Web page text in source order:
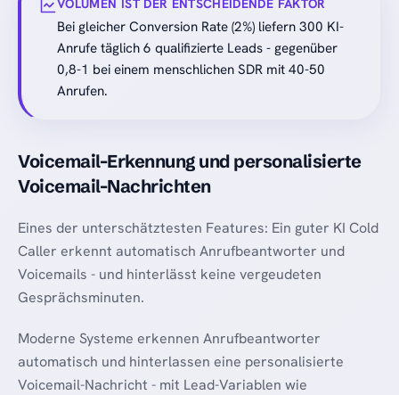
VOLUMEN IST DER ENTSCHEIDENDE FAKTOR
Bei gleicher Conversion Rate (2%) liefern 300 KI-
Anrufe täglich 6 qualifizierte Leads - gegenüber
0,8-1 bei einem menschlichen SDR mit 40-50
Anrufen.
Voicemail-Erkennung und personalisierte
Voicemail-Nachrichten
Eines der unterschätztesten Features: Ein guter KI Cold
Caller erkennt automatisch Anrufbeantworter und
Voicemails - und hinterlässt keine vergeudeten
Gesprächsminuten.
Moderne Systeme erkennen Anrufbeantworter
automatisch und hinterlassen eine personalisierte
Voicemail-Nachricht - mit Lead-Variablen wie